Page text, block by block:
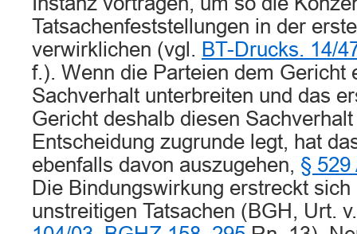
Tatsachenfeststellungen in der
verwirklichen (vgl. BT-Drucks. 14/
f.). Wenn die Parteien dem Gericht
Sachverhalt unterbreiten und das
Gericht deshalb diesen
Entscheidung zugrunde legt, hat
ebenfalls davon auszugehen, § 529
Die Bindungswirkung erstreckt sich
unstreitigen Tatsachen (BGH, Urt.